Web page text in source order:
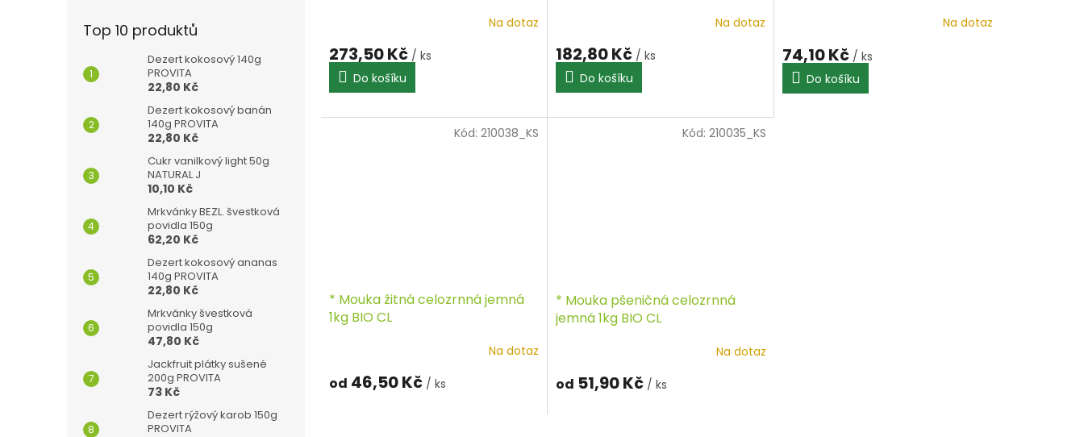
Top 10 produktů
Dezert kokosový 140g
PROVITA
22,80 Kč
Dezert kokosový banán
140g PROVITA
22,80 Kč
Cukr vanilkový light 50g
NATURAL J
10,10 Kč
Mrkvánky BEZL. švestková
povidla 150g
62,20 Kč
Dezert kokosový ananas
140g PROVITA
22,80 Kč
Mrkvánky švestková
povidla 150g
47,80 Kč
Jackfruit plátky sušené
200g PROVITA
73 Kč
Dezert rýžový karob 150g
PROVITA
Na dotaz
273,50 Kč / ks
Do košíku
Na dotaz
182,80 Kč / ks
Do košíku
Na dotaz
74,10 Kč / ks
Do košíku
* Mouka žitná celozrnná jemná
1kg BIO CL
Na dotaz
od 46,50 Kč / ks
Kód: 210038_KS
* Mouka pšeničná celozrnná
jemná 1kg BIO CL
Na dotaz
od 51,90 Kč / ks
Kód: 210035_KS